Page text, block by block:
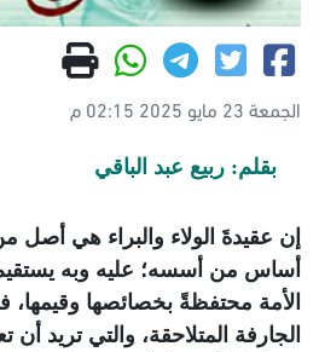
الجمعة 23 مايو 2025 02:15 م
بقلم: ربيع عبد الباقي
إن عقيدةَ الولاء والبراء هي
أساس من أسسه؛ عليه وبه
الأمة محتفظةً بخصائصها وقيمها،
الجارفة المتلاحقة، والتي تريد